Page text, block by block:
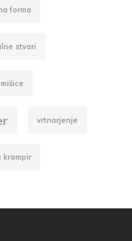
forma
stvari
vrtnarjenje
krompir